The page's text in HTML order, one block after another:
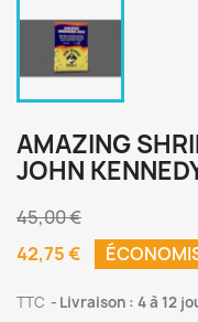
AMAZING
JOHN
45,00 €
42,75 €
TTC Livraison : 4 à 12